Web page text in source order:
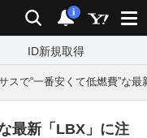
検索 通知
i
ID新規取得
スで“一番安くて低燃費”な
最新「LBX」に注